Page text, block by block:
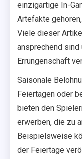
einzigartige In-
Artefakte
Viele dieser
ansprechend sind
Errungenschaft
Saisonale
Feiertagen oder
bieten den
erwerben, die zu
Beispielsweise
der Feiertage